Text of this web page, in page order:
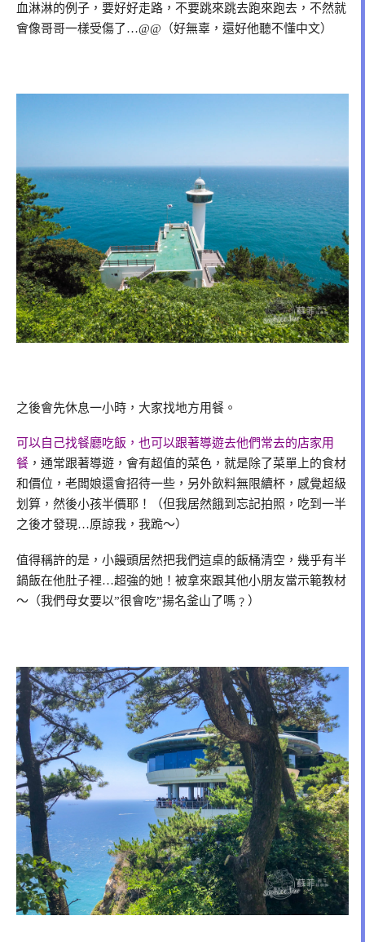
血淋淋的例子，要好好走路，不要跳來跳去跑來跑去，不然就
會像哥哥一樣受傷了…@@（好無辜，還好他聽不懂中文）
之後會先休息一小時，大家找地方用餐。
可以自己找餐廳吃飯，也可以跟著導遊去他們常去的店家用
餐 ，通常跟著導遊，會有超值的菜色，就是除了菜單上的食材
和價位，老闆娘還會招待一些，另外飲料無限續杯，感覺超級
划算，然後小孩半價耶！（但我居然餓到忘記拍照，吃到一半
之後才發現…原諒我，我跪～）
值得稱許的是，小饅頭居然把我們這桌的飯桶清空，幾乎有半
鍋飯在他肚子裡…超強的她！被拿來跟其他小朋友當示範教材
～（我們母女要以”很會吃”揚名釜山了嗎﹖）